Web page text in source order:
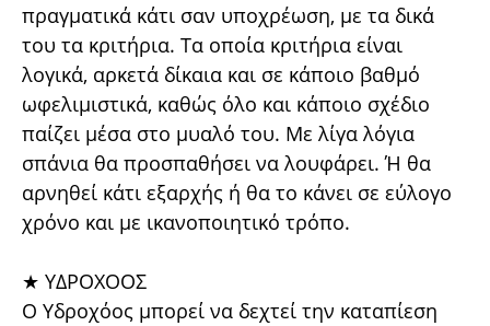
πραγματικά κάτι σαν υποχρέωση, με τα δικά
του τα κριτήρια. Τα οποία κριτήρια είναι
λογικά, αρκετά δίκαια και σε κάποιο βαθμό
ωφελιμιστικά, καθώς όλο και κάποιο σχέδιο
παίζει μέσα στο μυαλό του. Με λίγα λόγια
σπάνια θα προσπαθήσει να λουφάρει. Ή θα
αρνηθεί κάτι εξαρχής ή θα το κάνει σε εύλογο
χρόνο και με ικανοποιητικό τρόπο.
★ ΥΔΡΟΧΟΟΣ
Ο Υδροχόος μπορεί να δεχτεί την καταπίεση